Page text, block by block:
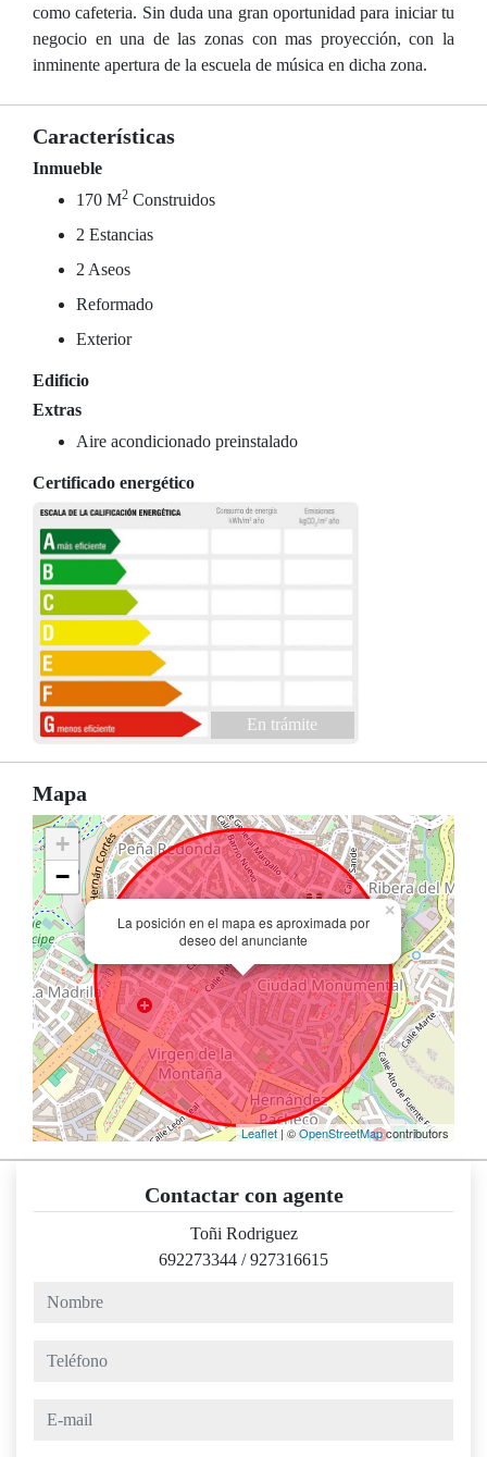
como cafeteria. Sin duda una gran oportunidad para iniciar tu
negocio en una de las zonas con mas proyección, con la
inminente apertura de la escuela de música en dicha zona.
Características
Inmueble
170 M2 Construidos
2 Estancias
2 Aseos
Reformado
Exterior
Edificio
Extras
Aire acondicionado preinstalado
Certificado energético
En trámite
Mapa
La posición en el mapa es aproximada por
deseo del anunciante
×
+
−
Leaflet| ©OpenStreetMapcontributors
Contactar con agente
Toñi Rodriguez
692273344 /927316615
nombre
teléfono
e-mail